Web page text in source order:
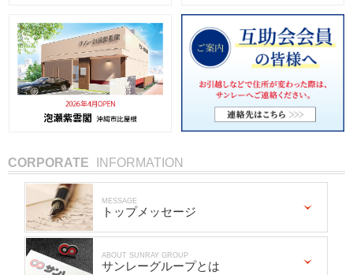
CORPORATE INFORMATION
MESSAGE
トップメッセージ
ABOUT SUNRAY GROUP
サンレーグループとは